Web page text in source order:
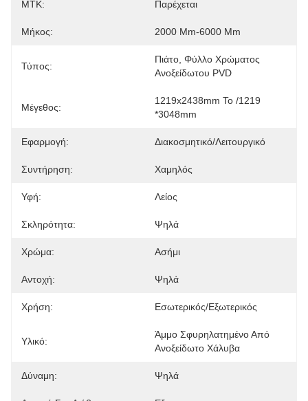
ΜΤΚ: Παρέχεται
Μήκος: 2000 Mm-6000 Mm
Τύπος:
Πιάτο, Φύλλο Χρώματος
Ανοξείδωτου PVD
Μέγεθος:
1219x2438mm Το /1219
*3048mm
Εφαρμογή: Διακοσμητικό/λειτουργικό
Συντήρηση: Χαμηλός
Υφή: Λείος
Σκληρότητα: Ψηλά
Χρώμα: Ασήμι
Αντοχή: Ψηλά
Χρήση: Εσωτερικός/εξωτερικός
Υλικό:
Άμμο Σφυρηλατημένο Από
Ανοξείδωτο Χάλυβα
Δύναμη: Ψηλά